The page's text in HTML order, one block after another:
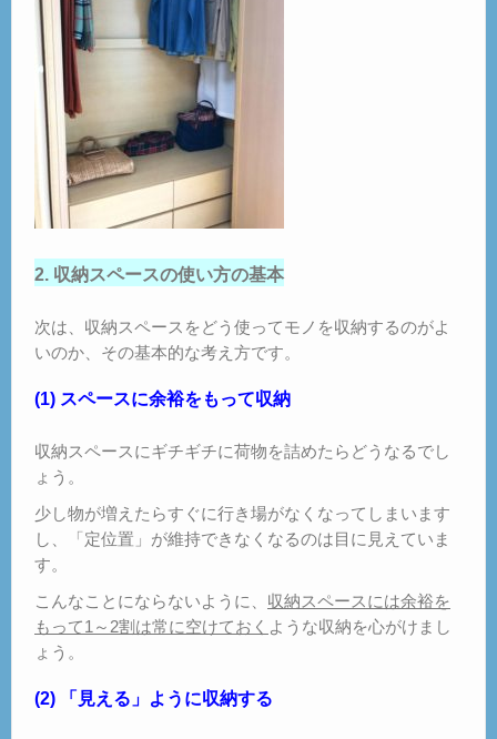
2. 収納スペースの使い方の基本
次は、収納スペースをどう使ってモノを収納するのがよ
いのか、その基本的な考え方です。
(1) スペースに余裕をもって収納
収納スペースにギチギチに荷物を詰めたらどうなるでし
ょう。
少し物が増えたらすぐに行き場がなくなってしまいます
し、「定位置」が維持できなくなるのは目に見えていま
す。
こんなことにならないように、 収納スペースには余裕を
もって1～2割は常に空けておく ような収納を心がけまし
ょう。
(2) 「見える」ように収納する